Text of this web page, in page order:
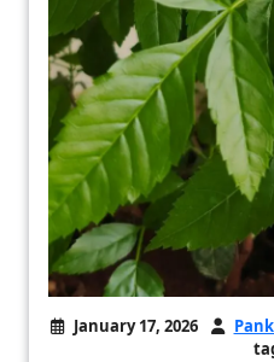
January 17, 2026